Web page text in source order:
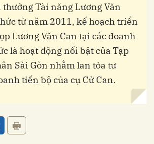
thưởng Tài năng Lương Văn
từ năm 2011, kế hoạch triển
Lương Văn Can tại các doanh
là hoạt động nổi bật của Tạp
Sài Gòn nhằm lan tỏa tư
tiến bộ của cụ Cử Can.